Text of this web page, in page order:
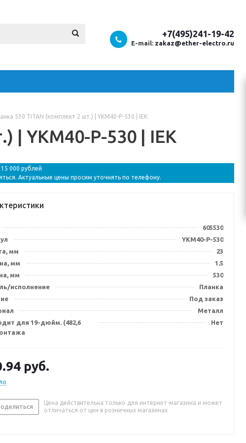
+7(495)241-19-42
E-mail: zakaz@ether-electro.ru
530 TITAN (комплект 2 шт.) | YKM40-P-530 | IEK
| YKM40-P-530 | IEK
000 рублей
Актуальные цены просим уточнять по телефону.
605530
YKM40-P-530
мм
23
мм
1.5
мм
530
исполнение
Планка
Под заказ
Металл
для 19-дюйм. (482,6
Нет
руб.
Цена действительна только для интернет-магазина и может
отличаться от цен в розничных магазинах